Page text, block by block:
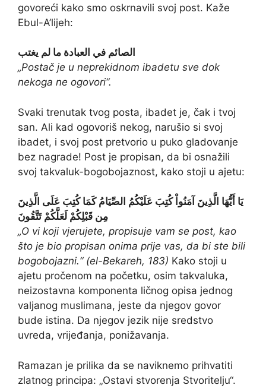
govoreći kako smo oskrnavili svoj post. Kaže
Ebul-A’lijeh:
الصائم في العبادة ما لم يغتب
„Postač je u neprekidnom ibadetu sve dok
nekoga ne ogovori“.
Svaki trenutak tvog posta, ibadet je, čak i tvoj
san. Ali kad ogovoriš nekog, narušio si svoj
ibadet, i svoj post pretvorio u puko gladovanje
bez nagrade! Post je propisan, da bi osnažili
svoj takvaluk-bogobojaznost, kako stoji u ajetu:
يَا أَيُّهَا الَّذِينَ آمَنُواْ كُتِبَ عَلَيْكُمُ الصِّيَامُ كَمَا كُتِبَ عَلَى الَّذِينَ
مِن قَبْلِكُمْ لَعَلَّكُمْ تَتَّقُونَ
„O vi koji vjerujete, propisuje vam se post, kao
što je bio propisan onima prije vas, da bi ste bili
bogobojazni.“ (el-Bekareh, 183) Kako stoji u
ajetu pročenom na početku, osim takvaluka,
neizostavna komponenta ličnog opisa jednog
valjanog muslimana, jeste da njegov govor
bude istina. Da njegov jezik nije sredstvo
uvreda, vrijeđanja, ponižavanja.
Ramazan je prilika da se naviknemo prihvatiti
zlatnog principa: „Ostavi stvorenja Stvoritelju“.